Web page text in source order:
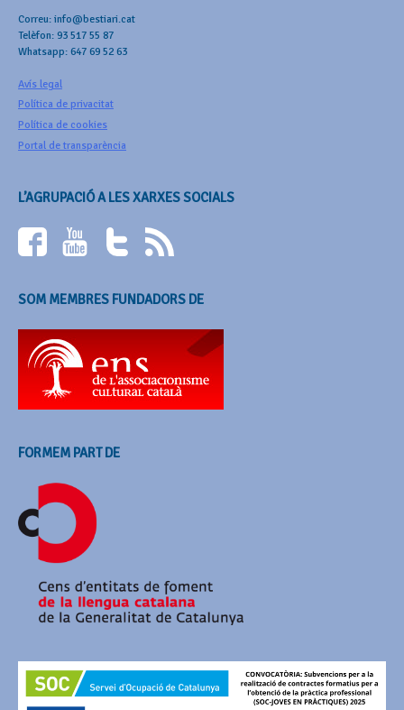
Correu: info@bestiari.cat
Telèfon: 93 517 55 87
Whatsapp: 647 69 52 63
Avís legal
Política de privacitat
Política de cookies
Portal de transparència
L’AGRUPACIÓ A LES XARXES SOCIALS
SOM MEMBRES FUNDADORS DE
FORMEM PART DE